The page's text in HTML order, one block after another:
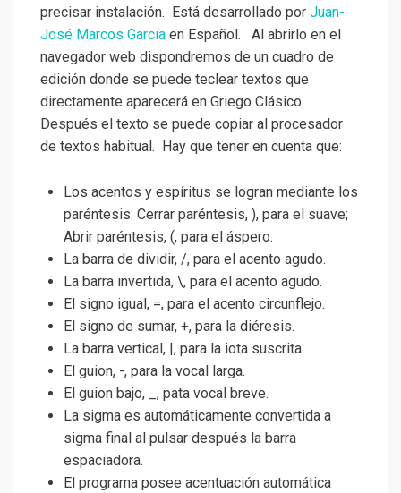
precisar instalación. Está desarrollado por Juan-
José Marcos García en Español. Al abrirlo en el
navegador web dispondremos de un cuadro de
edición donde se puede teclear textos que
directamente aparecerá en Griego Clásico.
Después el texto se puede copiar al procesador
de textos habitual. Hay que tener en cuenta que:
Los acentos y espíritus se logran mediante los
paréntesis: Cerrar paréntesis, ), para el suave;
Abrir paréntesis, (, para el áspero.
La barra de dividir, /, para el acento agudo.
La barra invertida, \, para el acento agudo.
El signo igual, =, para el acento circunflejo.
El signo de sumar, +, para la diéresis.
La barra vertical, |, para la iota suscrita.
El guion, -, para la vocal larga.
El guion bajo, _, pata vocal breve.
La sigma es automáticamente convertida a
sigma final al pulsar después la barra
espaciadora.
El programa posee acentuación automática